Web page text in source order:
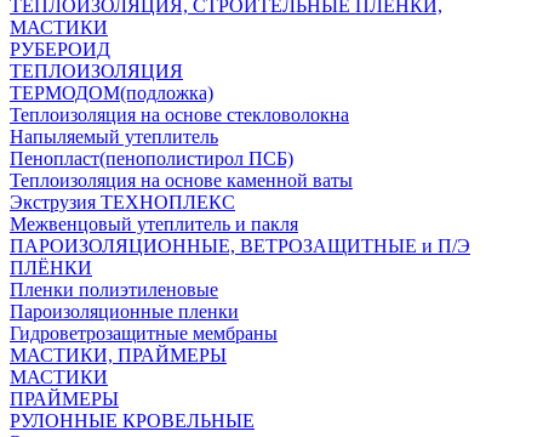
ТЕПЛОИЗОЛЯЦИЯ, СТРОИТЕЛЬНЫЕ ПЛЕНКИ,
МАСТИКИ
РУБЕРОИД
ТЕПЛОИЗОЛЯЦИЯ
ТЕРМОДОМ(подложка)
Теплоизоляция на основе стекловолокна
Напыляемый утеплитель
Пенопласт(пенополистирол ПСБ)
Теплоизоляция на основе каменной ваты
Экструзия ТЕХНОПЛЕКС
Межвенцовый утеплитель и пакля
ПАРОИЗОЛЯЦИОННЫЕ, ВЕТРОЗАЩИТНЫЕ и П/Э
ПЛЁНКИ
Пленки полиэтиленовые
Пароизоляционные пленки
Гидроветрозащитные мембраны
МАСТИКИ, ПРАЙМЕРЫ
МАСТИКИ
ПРАЙМЕРЫ
РУЛОННЫЕ КРОВЕЛЬНЫЕ